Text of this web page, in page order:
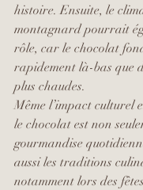
histoire. Ensuite, le
montagnard pourrait
rôle, car le chocolat
rapidement là-bas que
plus chaudes.
Même l’impact culturel
le chocolat est non
gourmandise
aussi les traditions
notamment lors des